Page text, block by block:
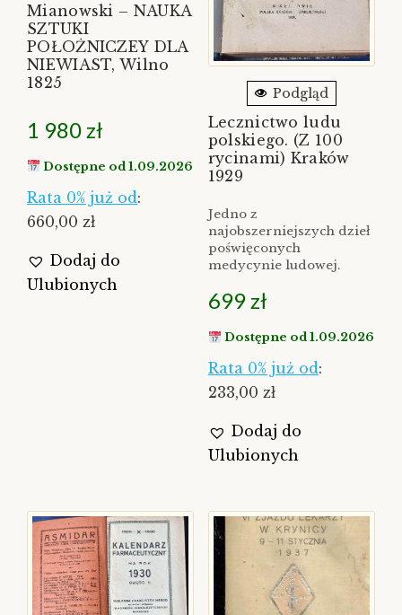
Mianowski – NAUKA
SZTUKI
POŁOŻNICZEY DLA
NIEWIAST, Wilno
1825
1 980 zł
Dostępne od 1.09.2026
Rata 0% już od :
660,00 zł
Dodaj do
Ulubionych
Podgląd
Lecznictwo ludu
polskiego. (Z 100
rycinami) Kraków
1929
Jedno z
najobszerniejszych dzieł
poświęconych
medycynie ludowej.
699zł
Dostępne od 1.09.2026
Rata 0% już od:
233,00 zł
Dodaj do
Ulubionych